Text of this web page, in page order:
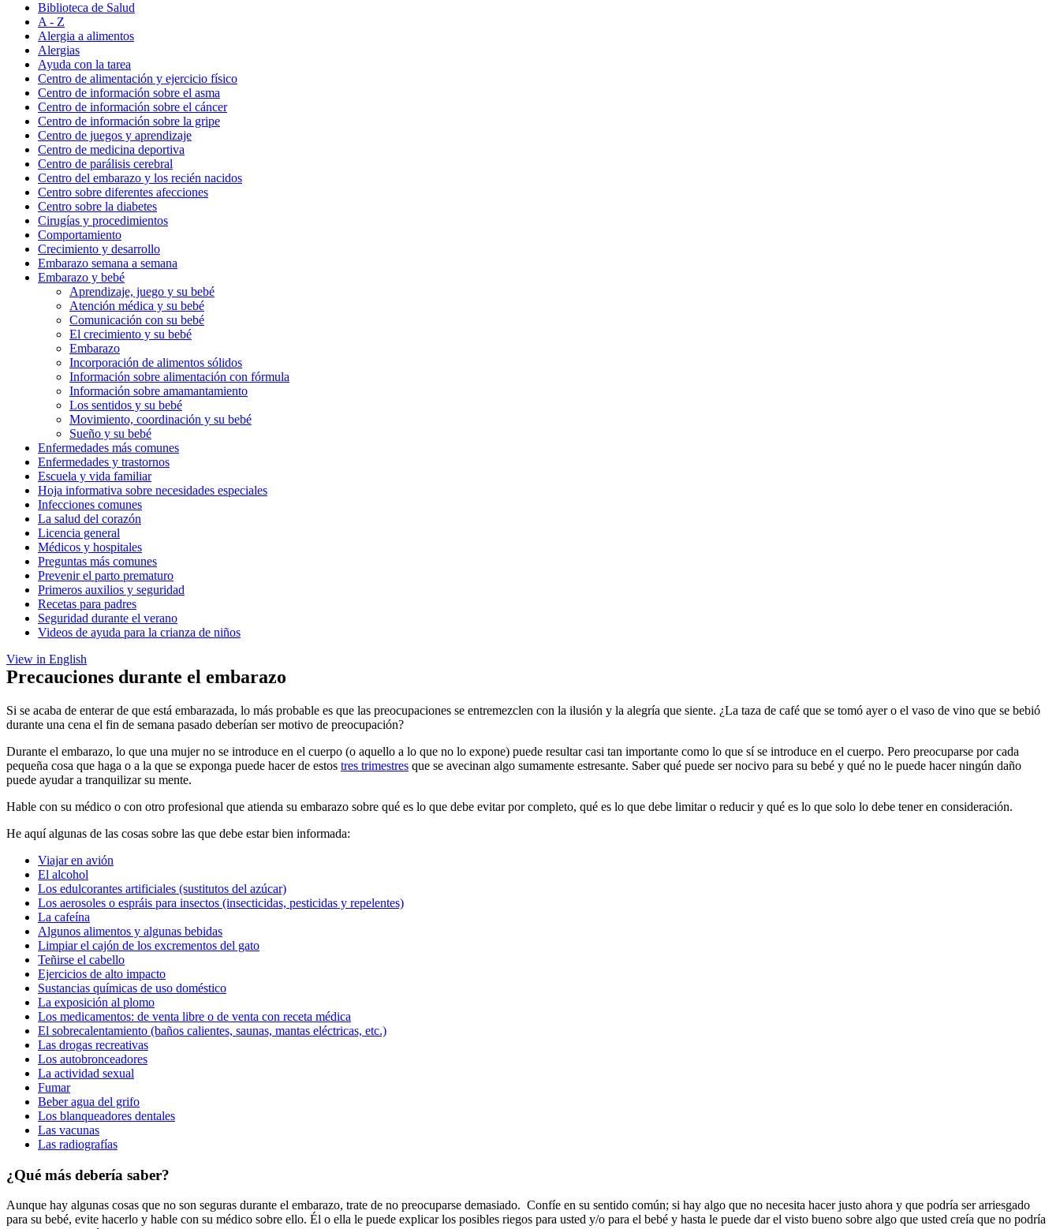
Biblioteca de Salud
A - Z
Alergia a alimentos
Alergias
Ayuda con la tarea
Centro de alimentación y ejercicio físico
Centro de información sobre el asma
Centro de información sobre el cáncer
Centro de información sobre la gripe
Centro de juegos y aprendizaje
Centro de medicina deportiva
Centro de parálisis cerebral
Centro del embarazo y los recién nacidos
Centro sobre diferentes afecciones
Centro sobre la diabetes
Cirugías y procedimientos
Comportamiento
Crecimiento y desarrollo
Embarazo semana a semana
Embarazo y bebé
Aprendizaje, juego y su bebé
Atención médica y su bebé
Comunicación con su bebé
El crecimiento y su bebé
Embarazo
Incorporación de alimentos sólidos
Información sobre alimentación con fórmula
Información sobre amamantamiento
Los sentidos y su bebé
Movimiento, coordinación y su bebé
Sueño y su bebé
Enfermedades más comunes
Enfermedades y trastornos
Escuela y vida familiar
Hoja informativa sobre necesidades especiales
Infecciones comunes
La salud del corazón
Licencia general
Médicos y hospitales
Preguntas más comunes
Prevenir el parto prematuro
Primeros auxilios y seguridad
Recetas para padres
Seguridad durante el verano
Videos de ayuda para la crianza de niños
View in English
Precauciones durante el embarazo
Si se acaba de enterar de que está embarazada, lo más probable es que las preocupaciones se entremezclen con la ilusión y la alegría que siente. ¿La taza de café que se tomó ayer o el vaso de vino que se bebió
durante una cena el fin de semana pasado deberían ser motivo de preocupación?
Durante el embarazo, lo que una mujer no se introduce en el cuerpo (o aquello a lo que no lo expone) puede resultar casi tan importante como lo que sí se introduce en el cuerpo. Pero preocuparse por cada
pequeña cosa que haga o a la que se exponga puede hacer de estos tres trimestres que se avecinan algo sumamente estresante. Saber qué puede ser nocivo para su bebé y qué no le puede hacer ningún daño
puede ayudar a tranquilizar su mente.
Hable con su médico o con otro profesional que atienda su embarazo sobre qué es lo que debe evitar por completo, qué es lo que debe limitar o reducir y qué es lo que solo lo debe tener en consideración.
He aquí algunas de las cosas sobre las que debe estar bien informada:
Viajar en avión
El alcohol
Los edulcorantes artificiales (sustitutos del azúcar)
Los aerosoles o espráis para insectos (insecticidas, pesticidas y repelentes)
La cafeína
Algunos alimentos y algunas bebidas
Limpiar el cajón de los excrementos del gato
Teñirse el cabello
Ejercicios de alto impacto
Sustancias químicas de uso doméstico
La exposición al plomo
Los medicamentos: de venta libre o de venta con receta médica
El sobrecalentamiento (baños calientes, saunas, mantas eléctricas, etc.)
Las drogas recreativas
Los autobronceadores
La actividad sexual
Fumar
Beber agua del grifo
Los blanqueadores dentales
Las vacunas
Las radiografías
¿Qué más debería saber?
Aunque hay algunas cosas que no son seguras durante el embarazo, trate de no preocuparse demasiado. Confíe en su sentido común; si hay algo que no necesita hacer justo ahora y que podría ser arriesgado
para su bebé, evite hacerlo y hable con su médico sobre ello. Él o ella le puede explicar los posibles riegos para usted y/o para el bebé y hasta le puede dar el visto bueno sobre algo que usted creía que no podría